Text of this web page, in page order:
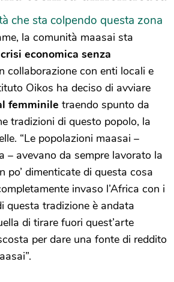
che sta colpendo questa zona
la comunità maasai sta
crisi economica senza
collaborazione con enti locali e
Oikos ha deciso di avviare
femminile traendo spunto da
tradizioni di questo popolo, la
“Le popolazioni maasai –
– avevano da sempre lavorato la
po’ dimenticate di questa cosa
invaso l’Africa con i
questa tradizione è andata
di tirare fuori quest’arte
per dare una fonte di reddito